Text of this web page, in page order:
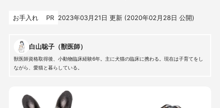
お手入れ PR 2023年03月21日 更新 (2020年02月28日 公開)
白山聡子（獣医師）
獣医師資格取得後、小動物臨床経験6年。主に犬猫の臨床に携わる。現在は子育てをし
ながら、愛猫と暮らしている。